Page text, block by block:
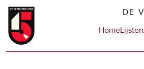
Overslaan
naar
DE
Hoofdnavigatie
HomeLijsten